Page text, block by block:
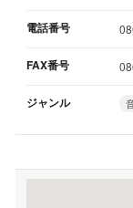
電話番号
FAX番号
ジャンル